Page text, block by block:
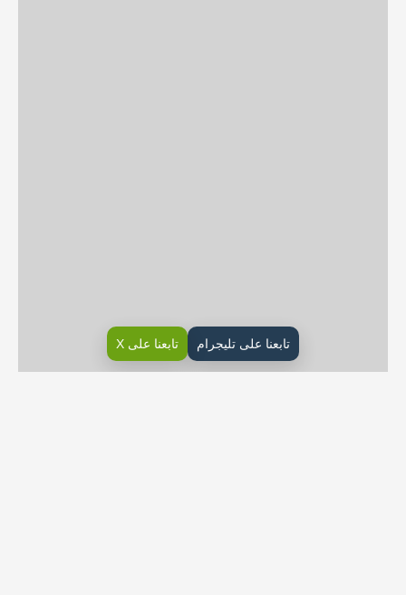
تابعنا على تليجرام تابعنا على X